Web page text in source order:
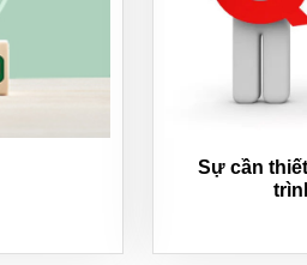
Sự cần